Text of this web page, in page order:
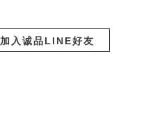
加入诚品LINE好友